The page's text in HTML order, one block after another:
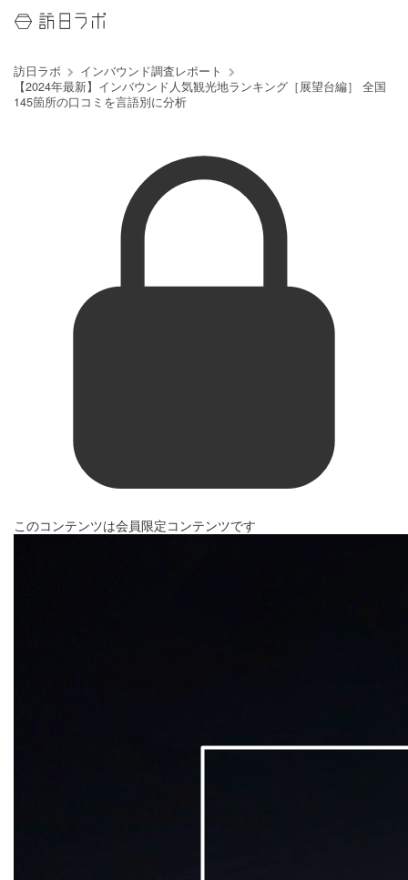
訪日ラボ
インバウンド調査レポート
【2024年最新】インバウンド人気観光地ランキング［展望台編］ 全国
145箇所の口コミを言語別に分析
このコンテンツは会員限定コンテンツです